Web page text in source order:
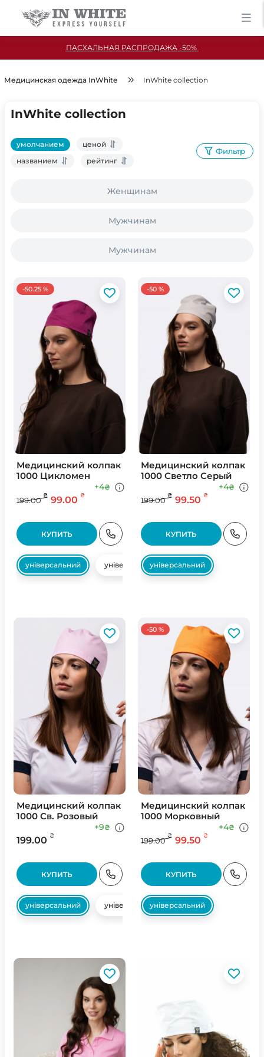
ПАСХАЛЬНАЯ РАСПРОДАЖА -50%
Медицинская одежда InWhite InWhite collection
InWhite collection
умолчанием
ценой
названием
рейтинг
Фильтр
Женщинам
Мужчинам
Мужчинам
-50.25 %
Медицинский колпак
1000 Цикломен
199.00
₴ 99.00 ₴
+4₴
КУПИТЬ
універсальний універсальний
-50 %
Медицинский колпак
1000 Светло Серый
199.00
₴ 99.50 ₴
+4₴
КУПИТЬ
універсальний
Медицинский колпак
1000 Св. Розовый
199.00 ₴
+9₴
КУПИТЬ
універсальний універсальний
-50 %
Медицинский колпак
1000 Морковный
199.00
₴ 99.50 ₴
+4₴
КУПИТЬ
універсальний